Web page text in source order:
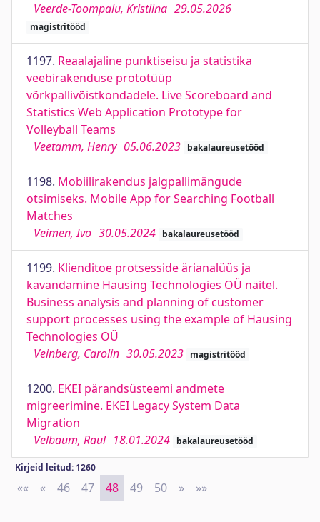
Veerde-Toompalu, Kristiina 29.05.2026
magistritööd
1197. Reaalajaline punktiseisu ja statistika
veebirakenduse prototüüp
võrkpallivõistkondadele. Live Scoreboard and
Statistics Web Application Prototype for
Volleyball Teams
Veetamm, Henry 05.06.2023 bakalaureusetööd
1198. Mobiilirakendus jalgpallimängude
otsimiseks. Mobile App for Searching Football
Matches
Veimen, Ivo 30.05.2024 bakalaureusetööd
1199. Klienditoe protsesside ärianalüüs ja
kavandamine Hausing Technologies OÜ näitel.
Business analysis and planning of customer
support processes using the example of Hausing
Technologies OÜ
Veinberg, Carolin 30.05.2023 magistritööd
1200. EKEI pärandsüsteemi andmete
migreerimine. EKEI Legacy System Data
Migration
Velbaum, Raul 18.01.2024 bakalaureusetööd
Kirjeid leitud: 1260
«« First
« Previous
46 47 48 49 50 » Next
»»